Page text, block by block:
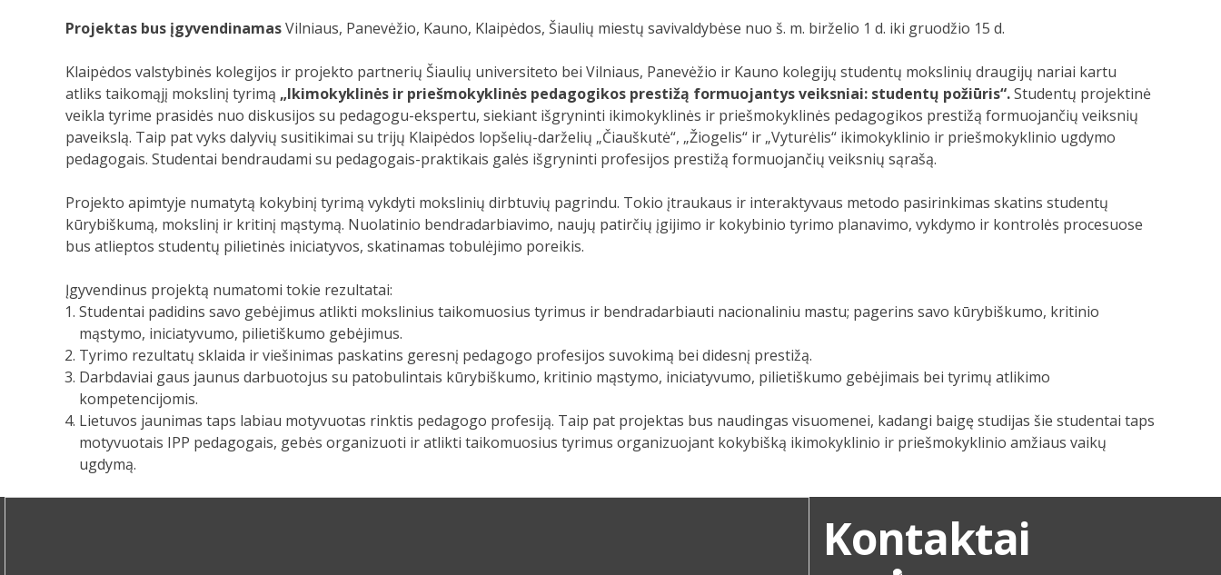
Projektas bus įgyvendinamasVilniaus, Panevėžio, Kauno, Klaipėdos, Šiaulių miestų savivaldybėse nuo š. m. birželio 1 d. iki gruodžio 15 d.
Klaipėdos valstybinės kolegijos ir projekto partnerių Šiaulių universiteto bei Vilniaus, Panevėžio ir Kauno kolegijų studentų mokslinių draugijų nariai kartu
atliks taikomąjį mokslinį tyrimą „Ikimokyklinės ir priešmokyklinės pedagogikos prestižą formuojantys veiksniai: studentų požiūris“.Studentų projektinė
veikla tyrime prasidės nuo diskusijos su pedagogu-ekspertu, siekiant išgryninti ikimokyklinės ir priešmokyklinės pedagogikos prestižą formuojančių veiksnių
paveikslą. Taip pat vyks dalyvių susitikimai su trijų Klaipėdos lopšelių-darželių „Čiauškutė“, „Žiogelis“ ir „Vyturėlis“ ikimokyklinio ir priešmokyklinio ugdymo
pedagogais. Studentai bendraudami su pedagogais-praktikais galės išgryninti profesijos prestižą formuojančių veiksnių sąrašą.
Projekto apimtyje numatytą kokybinį tyrimą vykdyti mokslinių dirbtuvių pagrindu. Tokio įtraukaus ir interaktyvaus metodo pasirinkimas skatins studentų
kūrybiškumą, mokslinį ir kritinį mąstymą. Nuolatinio bendradarbiavimo, naujų patirčių įgijimo ir kokybinio tyrimo planavimo, vykdymo ir kontrolės procesuose
bus atlieptos studentų pilietinės iniciatyvos, skatinamas tobulėjimo poreikis.
Įgyvendinus projektą numatomi tokie rezultatai:
Studentai padidins savo gebėjimus atlikti mokslinius taikomuosius tyrimus ir bendradarbiauti nacionaliniu mastu; pagerins savo kūrybiškumo, kritinio
mąstymo, iniciatyvumo, pilietiškumo gebėjimus.
Tyrimo rezultatų sklaida ir viešinimas paskatins geresnį pedagogo profesijos suvokimą bei didesnį prestižą.
Darbdaviai gaus jaunus darbuotojus su patobulintais kūrybiškumo, kritinio mąstymo, iniciatyvumo, pilietiškumo gebėjimais bei tyrimų atlikimo
kompetencijomis.
Lietuvos jaunimas taps labiau motyvuotas rinktis pedagogo profesiją. Taip pat projektas bus naudingas visuomenei, kadangi baigę studijas šie studentai taps
motyvuotais IPP pedagogais, gebės organizuoti ir atlikti taikomuosius tyrimus organizuojant kokybišką ikimokyklinio ir priešmokyklinio amžiaus vaikų
ugdymą.
Kontaktai